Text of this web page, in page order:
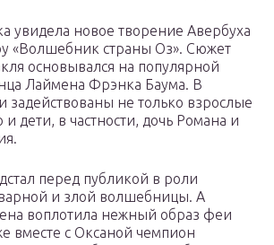
увидела новое творение Авербуха
«Волшебник страны Оз». Сюжет
основывался на популярной
Лаймена Фрэнка Баума. В
задействованы не только взрослые
дети, в частности, дочь Романа и
перед публикой в роли
и злой волшебницы. А
воплотила нежный образ феи
вместе с Оксаной чемпион